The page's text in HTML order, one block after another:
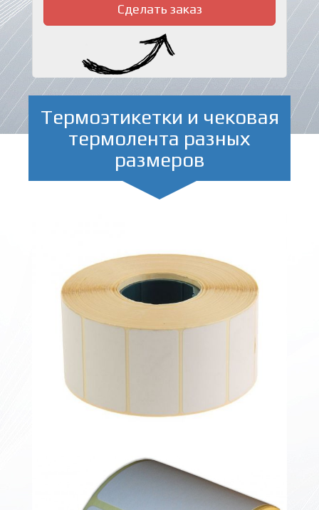
Сделать заказ
Термоэтикетки и чековая
термолента разных
размеров